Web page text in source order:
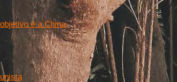
é a China